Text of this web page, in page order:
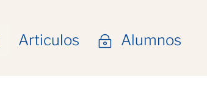
Articulos ~ Alumnos